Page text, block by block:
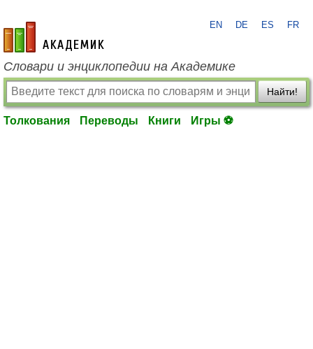
academic.ru
EN DE ES FR
Словари и энциклопедии на Академике
Найти!
Толкования Переводы Книги Игры ⚽